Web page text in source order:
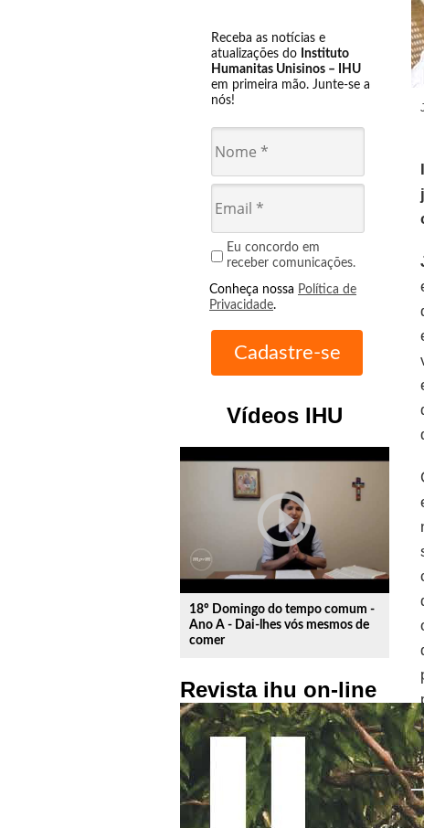
Receba as notícias e
atualizações do Instituto
Humanitas Unisinos – IHU
em primeira mão. Junte-se a
nós!
Eu concordo em
receber comunicações.
Conheça nossa Política de
Privacidade.
Vídeos IHU
play_circle_outline
18º Domingo do tempo comum -
Ano A - Dai-lhes vós mesmos de
comer
Revista ihu on-line